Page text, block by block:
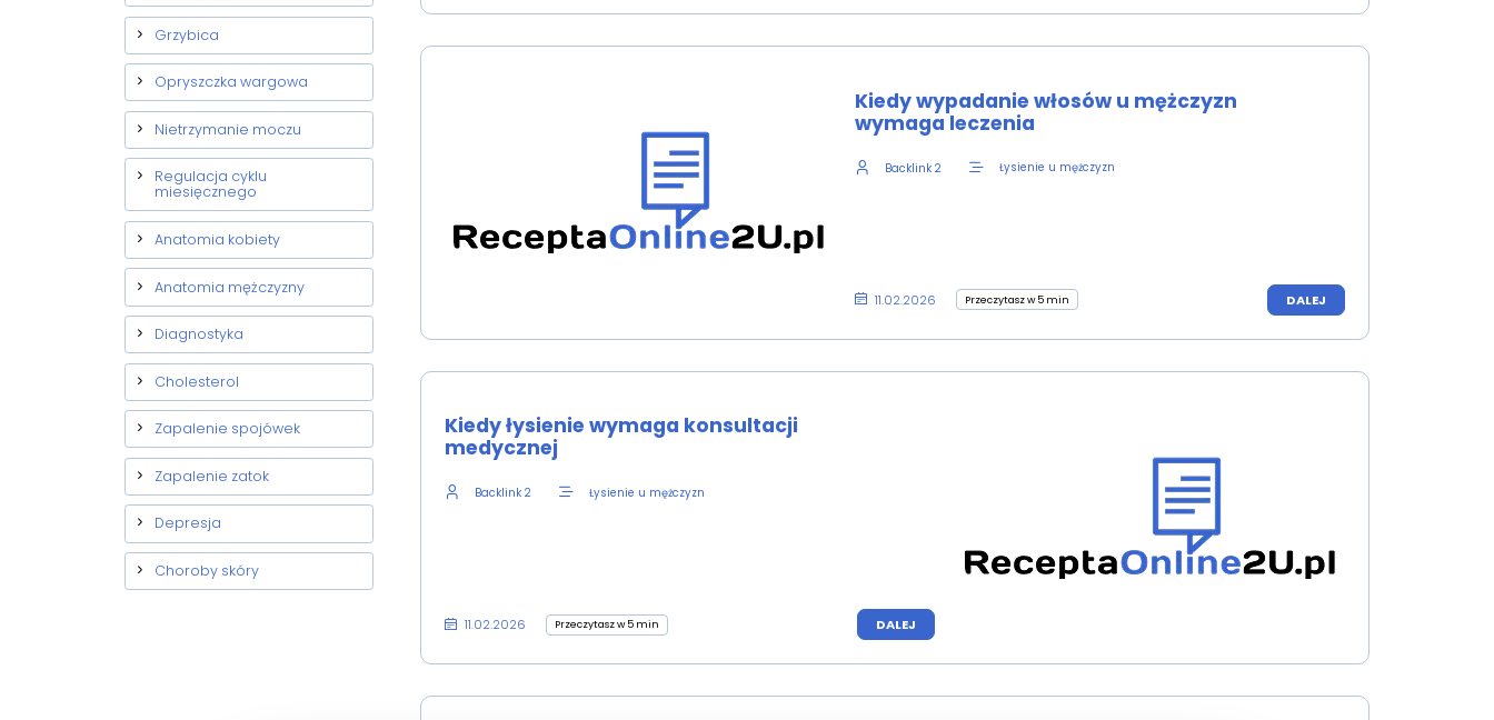
Grzybica
Opryszczka wargowa
Nietrzymanie moczu
Regulacja cyklu
miesięcznego
Anatomia kobiety
Anatomia mężczyzny
Diagnostyka
Cholesterol
Zapalenie spojówek
Zapalenie zatok
Depresja
Choroby skóry
Kiedy wypadanie włosów u mężczyzn
wymaga leczenia
Backlink 2 Łysienie u mężczyzn
11.02.2026 Przeczytasz w 5 min DALEJ
Kiedy łysienie wymaga konsultacji
medycznej
Backlink 2 Łysienie u mężczyzn
11.02.2026 Przeczytasz w 5 min DALEJ